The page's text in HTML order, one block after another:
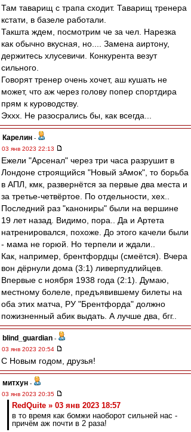
Там таварищ с трапа сходит. Таварищ тренера
кстати, в базеле работали.
Такшта ждем, посмотрим че за чел. Нарезка
как обычно вкусная, но.... Замена аиртону,
держитесь хлусевичи. Конкурента везут
сильного.
Говорят тренер очень хочет, аш кушать не
может, что аж через голову попер спортдира
прям к куроводству.
Эххх. Не разосрались бы, как всегда...
Карелин -
03 янв 2023 22:13
Ежели "Арсенал" через три часа разрушит в
Лондоне строящийся "Новый зАмок", то борьба
в АПЛ, кмк, развернётся за первые два места и
за третье-четвёртое. По отдельности, хех..
Последний раз "канониры" были на вершине
19 лет назад. Видимо, пора.. Да и Артета
натренировался, похоже. До этого качели были
- мама не горюй. Но терпели и ждали..
Как, например, брентфордцы (смеётся). Вчера
вон дёрнули дома (3:1) ливерпудлийцев.
Впервые с ноября 1938 года (2:1). Думаю,
местному болеле, предъявившему билеты на
оба этих матча, РУ "Брентфорда" должно
пожизненный абик выдать. А лучше два, бгг..
blind_guardian -
03 янв 2023 20:54
C Новым годом, друзья!
митхун -
03 янв 2023 20:35
RedQuite » 03 янв 2023 18:57
в то время как бомжи наоборот сильней нас -
причём аж почти в 2 раза!